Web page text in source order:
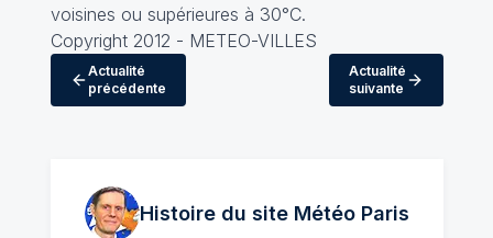
voisines ou supérieures à 30°C.
Copyright 2012 - METEO-VILLES
Actualité
précédente
Actualité
suivante
Histoire du site MétéoParis